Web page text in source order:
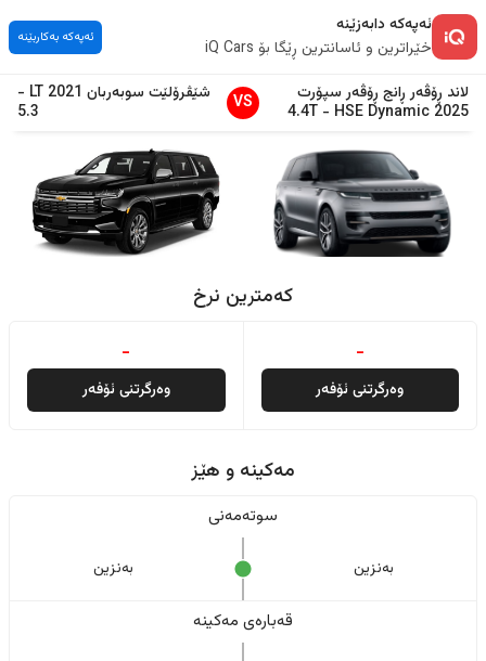
ئەپەکە دابەزێنە
خێراترین و ئاسانترین ڕێگا بۆ iQ Cars
ئەپەکە بەکاربێنە
لاند ڕۆڤەر ڕانج ڕۆڤەر سپۆرت
2025
HSE Dynamic
-
4.4T
VS شێڤرۆلێت سوبەربان 2021
LT
-
5.3
کەمترین نرخ
-
وەرگرتنی ئۆفەر
-
وەرگرتنی ئۆفەر
مەکینە و هێز
سوتەمەنی
بەنزین بەنزین
قەبارەی مەکینە